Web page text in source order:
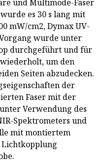
und Multimode-Faser
es 30 s lang mit
mW/cm2, Dymax UV-
wurde unter
durchgeführt und für
um den
Seiten abzudecken.
der
Faser mit der
Verwendung des
Spektrometers und
mit montiertem
Lichtkopplung